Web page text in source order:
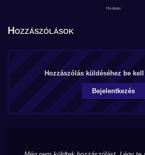
Hozzászólások
Hozzászólás küldéséhez be
Bejelentkezés